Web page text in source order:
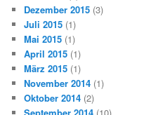
Dezember 2015 (3)
Juli 2015 (1)
Mai 2015 (1)
April 2015 (1)
März 2015 (1)
November 2014 (1)
Oktober 2014 (2)